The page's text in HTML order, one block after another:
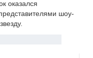
оказался
шоу-